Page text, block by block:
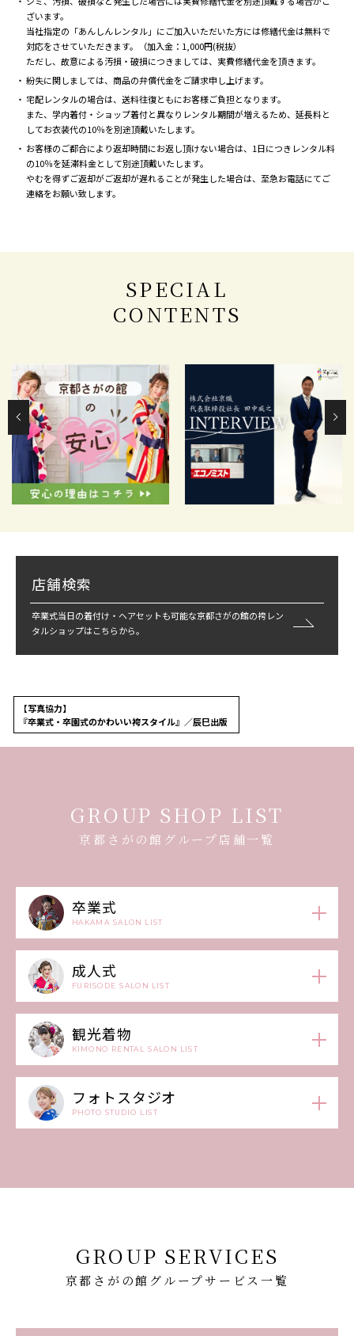
ざいます。
当社指定の「あんしんレンタル」にご加入いただいた方には修繕代金は無料で
対応をさせていただきます。（加入金：1,000円(税抜）
ただし、故意による汚損・破損につきましては、実費修繕代金を頂きます。
紛失に関しましては、商品の弁償代金をご請求申し上げます。
宅配レンタルの場合は、送料往復ともにお客様ご負担となります。
また、学内着付・ショップ着付と異なりレンタル期間が増えるため、延長料と
してお衣装代の10％を別途頂戴いたします。
お客様のご都合により返却時間にお返し頂けない場合は、1日につきレンタル料
の10％を延滞料金として別途頂戴いたします。
やむを得ずご返却がご返却が遅れることが発生した場合は、至急お電話にてご
連絡をお願い致します。
SPECIAL
CONTENTS
店舗検索
卒業式当日の着付け・ヘアセットも可能な京都さがの館の袴レン
タルショップはこちらから。
【写真協力】
『卒業式・卒園式のかわいい袴スタイル』／辰巳出版
GROUP SHOP LIST
京都さがの館グループ店舗一覧
卒業式
HAKAMA SALON LIST
成人式
FURISODE SALON LIST
観光着物
KIMONO RENTAL SALON LIST
フォトスタジオ
PHOTO STUDIO LIST
GROUP SERVICES
京都さがの館グループサービス一覧